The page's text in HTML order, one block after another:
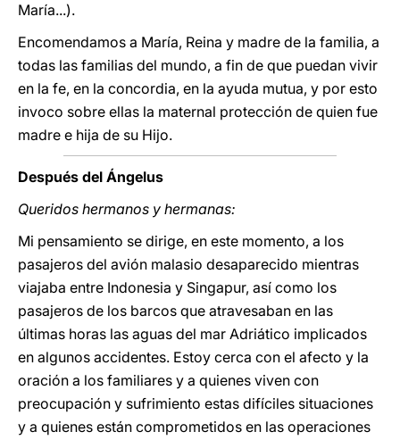
María...).
Encomendamos a María, Reina y madre de la familia, a
todas las familias del mundo, a fin de que puedan vivir
en la fe, en la concordia, en la ayuda mutua, y por esto
invoco sobre ellas la maternal protección de quien fue
madre e hija de su Hijo.
Después del Ángelus
Queridos hermanos y hermanas:
Mi pensamiento se dirige, en este momento, a los
pasajeros del avión malasio desaparecido mientras
viajaba entre Indonesia y Singapur, así como los
pasajeros de los barcos que atravesaban en las
últimas horas las aguas del mar Adriático implicados
en algunos accidentes. Estoy cerca con el afecto y la
oración a los familiares y a quienes viven con
preocupación y sufrimiento estas difíciles situaciones
y a quienes están comprometidos en las operaciones